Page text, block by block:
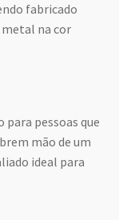
fabricado
na cor
para pessoas que
mão de um
ideal para